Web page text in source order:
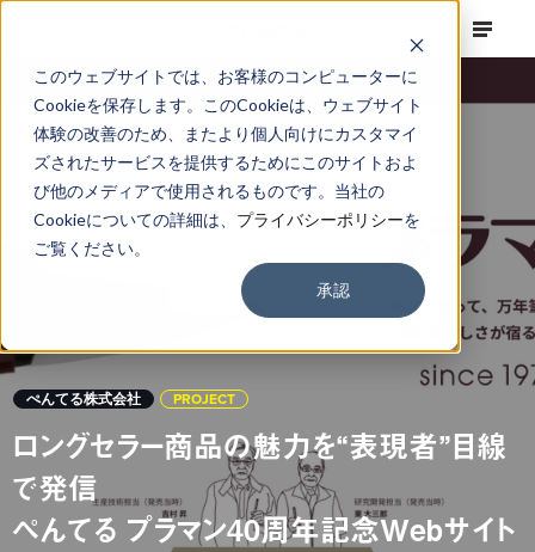
このウェブサイトでは、お客様のコンピューターに
Cookieを保存します。このCookieは、ウェブサイト
体験の改善のため、またより個人向けにカスタマイ
ズされたサービスを提供するためにこのサイトおよ
び他のメディアで使用されるものです。当社の
Cookieについての詳細は、 プライバシーポリシーを
ご覧ください。
承認
ぺんてる株式会社 PROJECT
ロングセラー商品の魅力を“表現者”目線
で発信
ぺんてる プラマン40周年記念Webサイト